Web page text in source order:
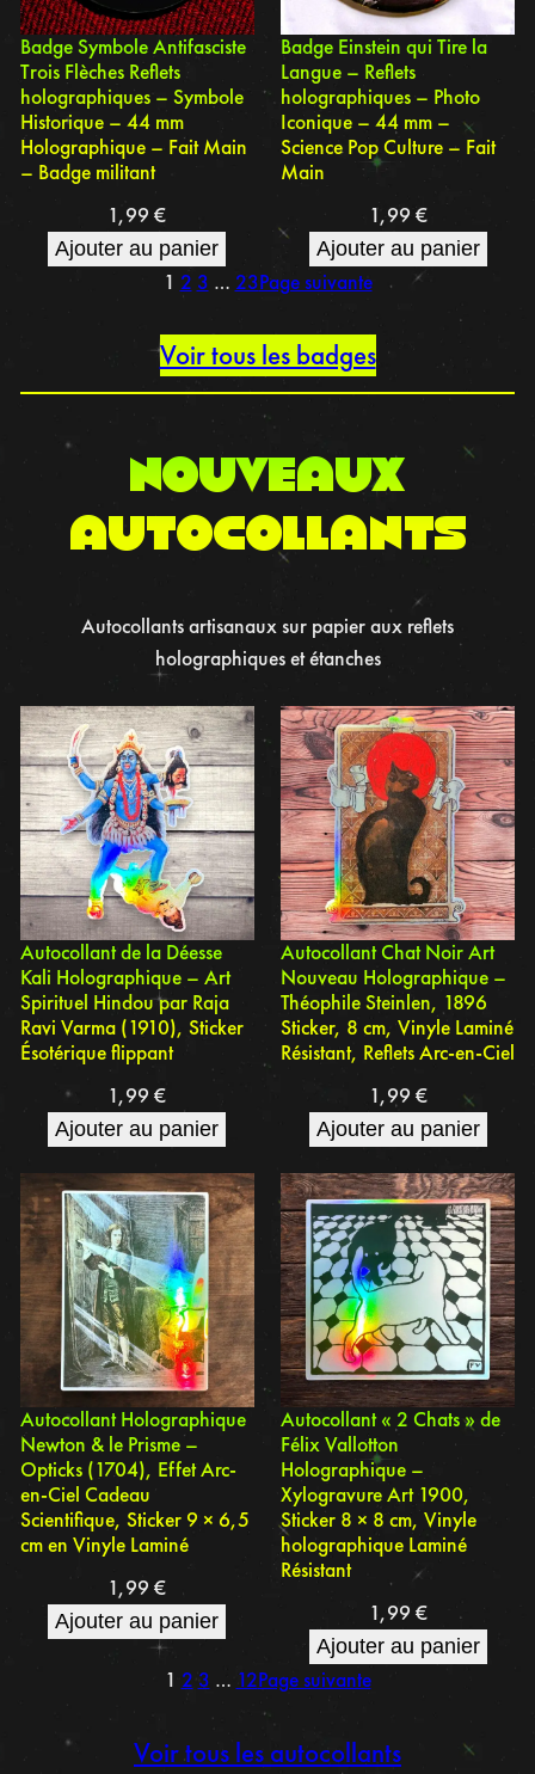
Badge Symbole Antifasciste
Trois Flèches Reflets
holographiques – Symbole
Historique – 44 mm
Holographique – Fait Main
– Badge militant
1,99€
Ajouter au panier
Badge Einstein qui Tire la
Langue – Reflets
holographiques – Photo
Iconique – 44 mm –
Science Pop Culture – Fait
Main
1,99 €
Ajouter au panier
1 2 3 … 23Page suivante
Voir tous les badges
nouveaux
autocollants
Autocollants artisanaux sur papier aux reflets
holographiques et étanches
Autocollant de la Déesse
Kali Holographique – Art
Spirituel Hindou par Raja
Ravi Varma (1910), Sticker
Ésotérique flippant
1,99€
Ajouter au panier
Autocollant Chat Noir Art
Nouveau Holographique –
Théophile Steinlen, 1896
Sticker, 8 cm, Vinyle Laminé
Résistant, Reflets Arc-en-Ciel
1,99 €
Ajouter au panier
Autocollant Holographique
Newton & le Prisme –
Opticks (1704), Effet Arc-
en-Ciel Cadeau
Scientifique, Sticker 9 × 6,5
cm en Vinyle Laminé
1,99€
Ajouter au panier
Autocollant « 2 Chats » de
Félix Vallotton
Holographique –
Xylogravure Art 1900,
Sticker 8 × 8 cm, Vinyle
holographique Laminé
Résistant
1,99 €
Ajouter au panier
1 2 3 … 12Page suivante
Voir tous les autocollants